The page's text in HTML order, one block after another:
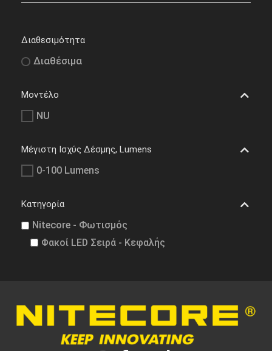
Διαθεσιμότητα
Διαθέσιμα
Μοντέλο
NU
Μέγιστη Ισχύς Δέσμης, Lumens
0-100 Lumens
Κατηγορία
Nitecore - Φωτισμός
Φακοί LED Σειρά - Κεφαλής